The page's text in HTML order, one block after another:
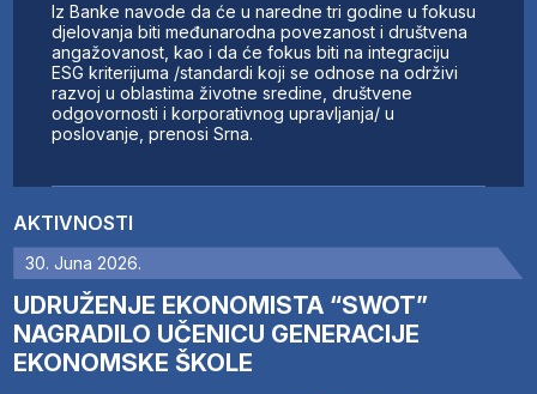
AKTIVNOSTI
30. Juna 2026.
UDRUŽENJE EKONOMISTA “SWOT”
NAGRADILO UČENICU GENERACIJE
EKONOMSKE ŠKOLE
Iz Banke navode da će u naredne tri godine u fokusu
djelovanja biti međunarodna povezanost i društvena
angažovanost, kao i da će fokus biti na integraciju
ESG kriterijuma /standardi koji se odnose na održivi
razvoj u oblastima životne sredine, društvene
odgovornosti i korporativnog upravljanja/ u
poslovanje, prenosi Srna.